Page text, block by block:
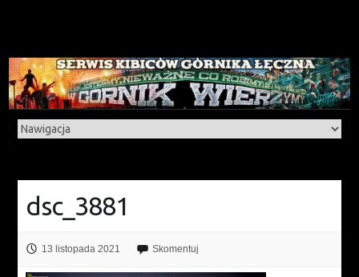
dsc_3881
13 listopada 2021 Skomentuj